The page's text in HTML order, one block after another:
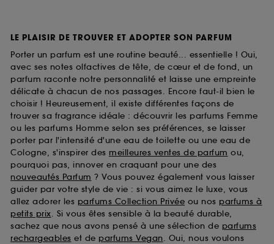
LE PLAISIR DE TROUVER ET ADOPTER SON PARFUM
Porter un parfum est une routine beauté... essentielle ! Oui,
avec ses notes olfactives de tête, de cœur et de fond, un
parfum raconte notre personnalité et laisse une empreinte
délicate à chacun de nos passages. Encore faut-il bien le
choisir ! Heureusement, il existe différentes façons de
trouver sa fragrance idéale : découvrir les parfums Femme
ou les parfums Homme selon ses préférences, se laisser
porter par l'intensité d'une eau de toilette ou une eau de
Cologne, s'inspirer des meilleures ventes de parfum ou,
pourquoi pas, innover en craquant pour une des
nouveautés Parfum ? Vous pouvez également vous laisser
guider par votre style de vie : si vous aimez le luxe, vous
allez adorer les parfums Collection Privée ou nos parfums à
petits prix. Si vous êtes sensible à la beauté durable,
sachez que nous avons pensé à une sélection de parfums
rechargeables et de parfums Vegan. Oui, nous voulons